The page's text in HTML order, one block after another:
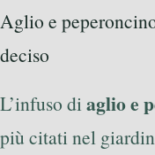
Aglio e
deciso
L’infuso di aglio e
più citati nel